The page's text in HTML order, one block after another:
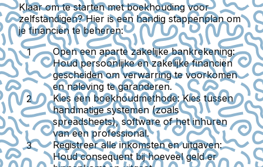
Klaar om te starten met boekhouding voor
zelfstandigen? Hier is een handig stappenplan om
je financiën te beheren:
Open een aparte zakelijke bankrekening:
Houd persoonlijke en zakelijke financiën
gescheiden om verwarring te voorkomen
en naleving te garanderen.
Kies een boekhoudmethode: Kies tussen
handmatige systemen (zoals
spreadsheets), software of het inhuren
van een professional.
Registreer alle inkomsten en uitgaven:
Houd consequent bij hoeveel geld er